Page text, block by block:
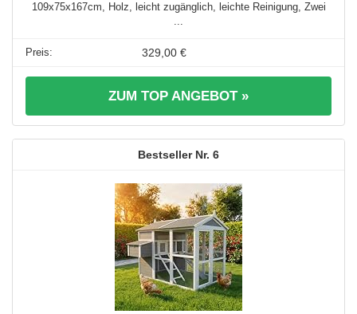
109x75x167cm, Holz, leicht zugänglich, leichte Reinigung, Zwei
...
329,00 €
ZUM TOP ANGEBOT »
6